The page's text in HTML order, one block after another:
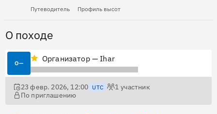
Путеводитель Профиль высот
О походе
О— Организатор — Ihar
23 февр. 2026, 12:00 UTC 1 участник
По приглашению